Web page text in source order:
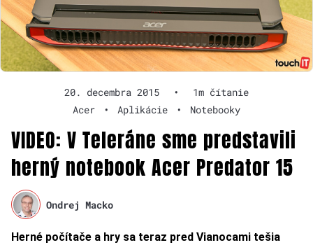
20. decembra 2015 •
1m čítanie
Acer
• Aplikácie • Notebooky
VIDEO: V Teleráne sme predstavili
herný notebook Acer Predator 15
Ondrej Macko
Herné počítače a hry sa teraz pred Vianocami tešia